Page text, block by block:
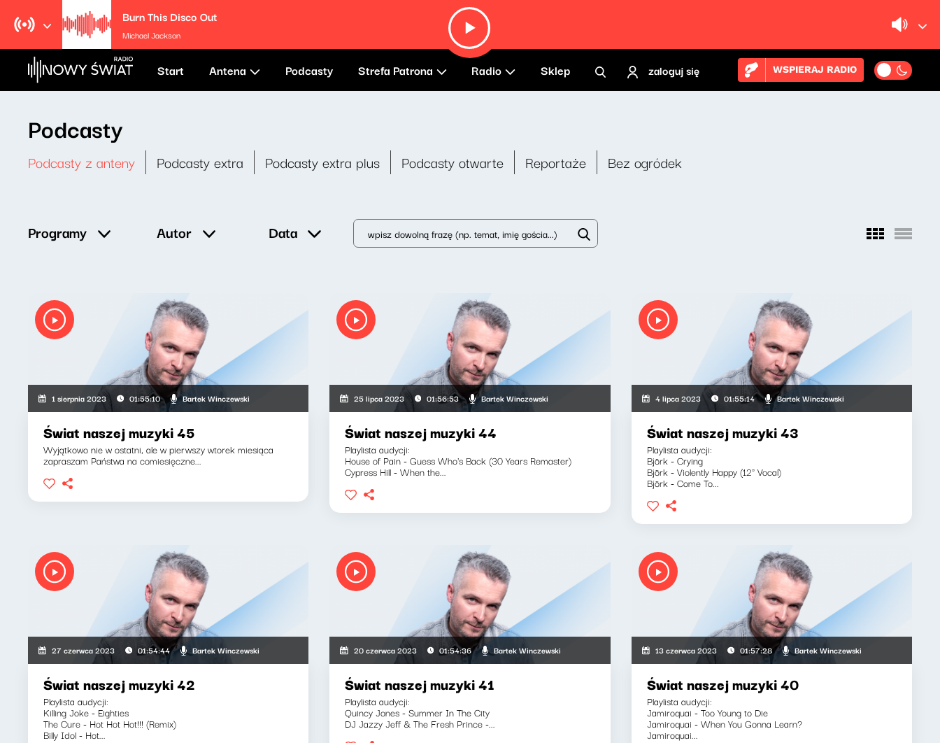
Burn This Disco Out
Michael Jackson
Start Antena Podcasty Strefa Patrona Radio Sklep zaloguj się WSPIERAJ RADIO
Podcasty
Podcasty z anteny Podcasty extra Podcasty extra plus Podcasty otwarte Reportaże Bez ogródek
Programy Autor Data
1 sierpnia 2023 01:55:10 Bartek Winczewski
Świat naszej muzyki 45
Wyjątkowo nie w ostatni, ale w pierwszy wtorek miesiąca
zapraszam Państwa na comiesięczne...
25 lipca 2023 01:56:53 Bartek Winczewski
Świat naszej muzyki 44
Playlista audycji:
House of Pain - Guess Who's Back (30 Years Remaster)
Cypress Hill - When the...
4 lipca 2023 01:55:14 Bartek Winczewski
Świat naszej muzyki 43
Playlista audycji:
Björk - Crying
Björk - Violently Happy (12" Vocal)
Björk - Come To...
27 czerwca 2023 01:54:44 Bartek Winczewski
Świat naszej muzyki 42
Playlista audycji:
Killing Joke - Eighties
The Cure - Hot Hot Hot!!! (Remix)
Billy Idol - Hot...
20 czerwca 2023 01:54:36 Bartek Winczewski
Świat naszej muzyki 41
Playlista audycji:
Quincy Jones - Summer In The City
DJ Jazzy Jeff & The Fresh Prince -...
13 czerwca 2023 01:57:28 Bartek Winczewski
Świat naszej muzyki 40
Playlista audycji:
Jamiroquai - Too Young to Die
Jamiroquai - When You Gonna Learn?
Jamiroquai...